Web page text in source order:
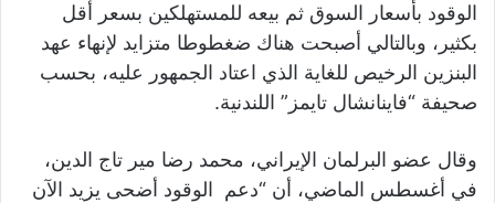
الوقود بأسعار السوق ثم بيعه للمستهلكين بسعر أقل
بكثير، وبالتالي أصبحت هناك ضغطوطا متزايد لإنهاء عهد
البنزين الرخيص للغاية الذي اعتاد الجمهور عليه، بحسب
صحيفة “فاينانشال تايمز” اللندنية.
وقال عضو البرلمان الإيراني، محمد رضا مير تاج الدين،
في أغسطس الماضي، أن “دعم الوقود أضحى يزيد الآن